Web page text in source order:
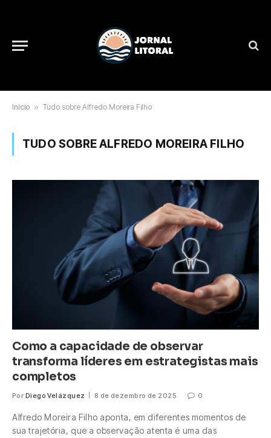
Início » Tudo sobre Alfredo Moreira Filho
TUDO SOBRE ALFREDO MOREIRA FILHO
Como a capacidade de observar
transforma líderes em estrategistas mais
completos
Por Diego Velázquez 8 de dezembro de 2025 0
Alfredo Moreira Filho aponta, em diferentes momentos de
sua trajetória, que a observação atenta é uma das